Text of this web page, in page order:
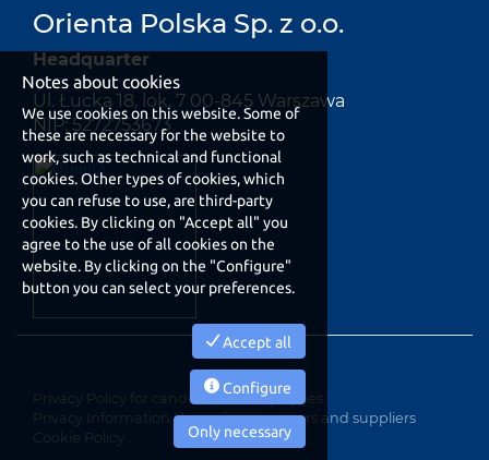
Orienta Polska Sp. z o.o.
Headquarter
Ul. Łucka 18, lok. 7 00-845 Warszawa
NIP: 5272753673
Privacy Policy for candidates e employees
Privacy Information Notice for customers and suppliers
Cookie Policy
Notes about cookies
We use cookies on this website. Some of
these are necessary for the website to
work, such as technical and functional
cookies. Other types of cookies, which
you can refuse to use, are third-party
cookies. By clicking on "Accept all" you
agree to the use of all cookies on the
website. By clicking on the "Configure"
button you can select your preferences.
Accept all
Configure
Only necessary